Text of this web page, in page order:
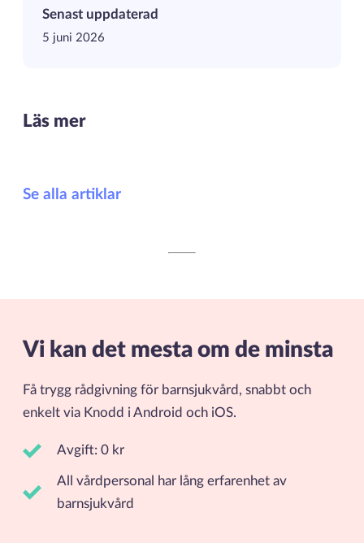
Senast uppdaterad
5 juni 2026
Läs mer
Se alla artiklar
Vi kan det mesta om de minsta
Få trygg rådgivning för barnsjukvård, snabbt och
enkelt via Knodd i Android och iOS.
Avgift: 0 kr
All vårdpersonal har lång erfarenhet av
barnsjukvård